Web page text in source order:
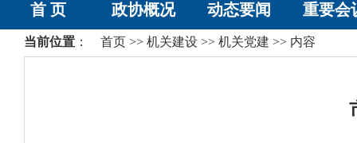
首 页 政协概况 动态要闻 重要会
当前位置 ： 首页 >> 机关建设 >> 机关党建 >> 内容